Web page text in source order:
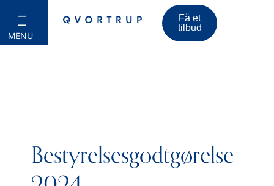
Få et
tilbud
Bestyrelsesgodtgørelse